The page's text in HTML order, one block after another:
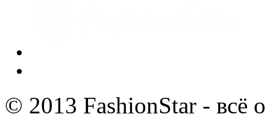
© 2013 FashionStar - всё